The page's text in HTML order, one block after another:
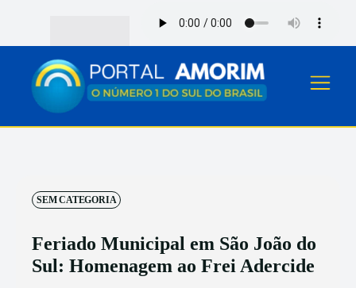
SEM CATEGORIA
Feriado Municipal em São João do
Sul: Homenagem ao Frei Adercide